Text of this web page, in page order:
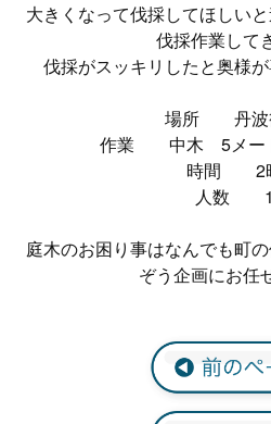
大きくなって伐採してほしい
伐採作業して
伐採がスッキリしたと奥様
場所 丹波
作業 中木 5メー
時間 2
人数 1
庭木のお困り事はなんでも町
ぞう企画にお任